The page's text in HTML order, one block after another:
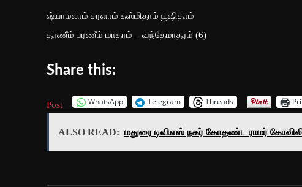
ஷ்யாமலாம் சரளாம் சுஸ்மிதாம் பூஷிதாம்
தரணீம் பரணீம் மாதரம் – வந்தேமாதரம் (6)
Share this:
Post WhatsApp Telegram Threads
ALSO READ: மதுரை டிவிஎஸ் நகர் கோதண்ட ராமர்